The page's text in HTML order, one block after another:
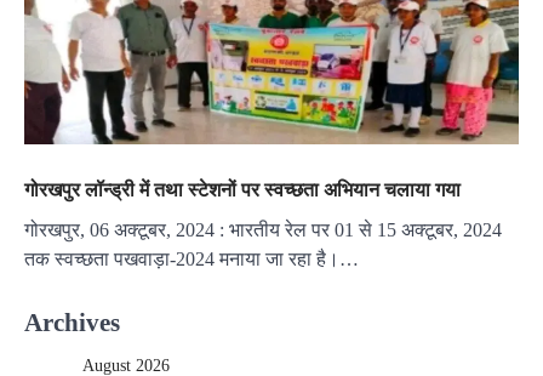
गोरखपुर लॉन्ड्री में तथा स्टेशनों पर स्वच्छता अभियान चलाया गया
गोरखपुर, 06 अक्टूबर, 2024 : भारतीय रेल पर 01 से 15 अक्टूबर, 2024
तक स्वच्छता पखवाड़ा-2024 मनाया जा रहा है।…
Archives
August 2026